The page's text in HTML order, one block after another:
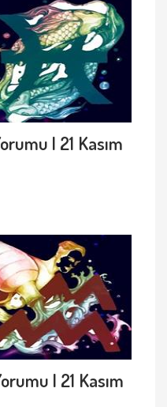
| 21 Kasım
| 21 Kasım